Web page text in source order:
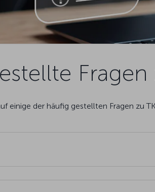
einige der häufig gestellten Fragen zu